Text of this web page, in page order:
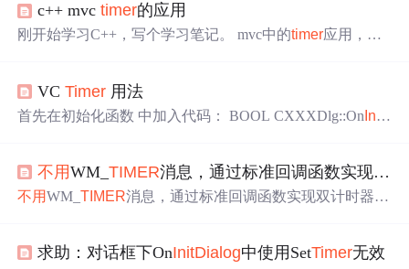
c++ mvctimer的应用
刚开始学习C++，写个学习笔记。 mvc中的timer应用，基
时器 SetTimer(100, 50,NULL); //Set
TimerProc );//如果第三个参数...
VCTimer 用法
首先在初始化函数 中加入代码： BOOL CXXXDlg::On Init
UE; // return TRUE unless you set
不用WM_TIMER消息，通过标准回调函数实现双计时器协同工作，彻底弄请window计时器原理
不用WM_TIMER消息，通过标准回调函数实现双计时器协
#include “framework.h” #include “MFCCallBaockPro.h” #inclu
求助：对话框下OnInitDialog中使用SetTimer无效